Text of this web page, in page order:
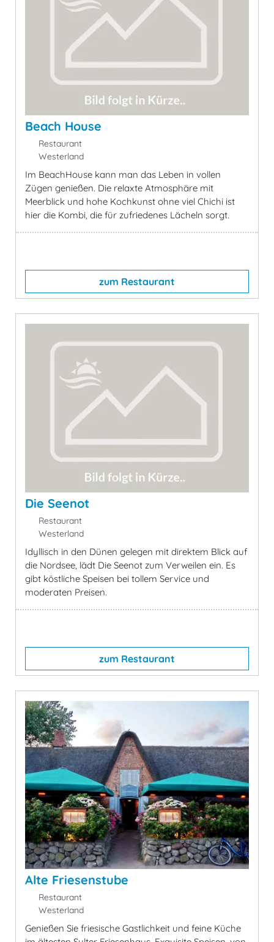
Beach House
Restaurant
Westerland
Im BeachHouse kann man das Leben in vollen
Zügen genießen. Die relaxte Atmosphäre mit
Meerblick und hohe Kochkunst ohne viel Chichi ist
hier die Kombi, die für zufriedenes Lächeln sorgt.
zum Restaurant
Die Seenot
Restaurant
Westerland
Idyllisch in den Dünen gelegen mit direktem Blick auf
die Nordsee, lädt Die Seenot zum Verweilen ein. Es
gibt köstliche Speisen bei tollem Service und
moderaten Preisen.
zum Restaurant
Alte Friesenstube
Restaurant
Westerland
Genießen Sie friesische Gastlichkeit und feine Küche